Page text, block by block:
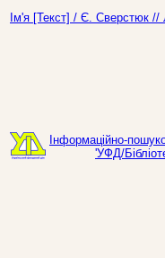
Ім'я [Текст] / Є. Сверстюк
Інформаційно-
'УФД/